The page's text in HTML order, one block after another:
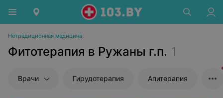
Нетрадиционная медицина
Фитотерапия в Ружаны г.п. 1
Врачи Гирудотерапия Апитерапия